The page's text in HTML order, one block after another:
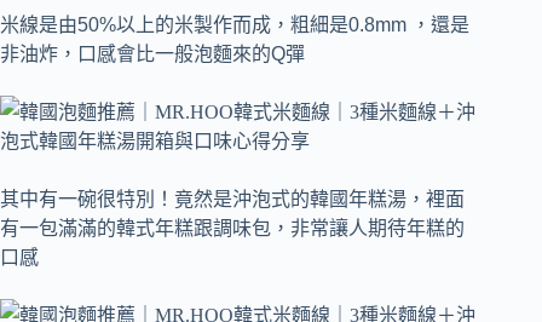
米線是由50%以上的米製作而成，粗細是0.8mm ，還是
非油炸，口感會比一般泡麵來的Q彈
其中有一碗很特別！竟然是沖泡式的韓國年糕湯，裡面
有一包滿滿的韓式年糕跟調味包，非常讓人期待年糕的
口感